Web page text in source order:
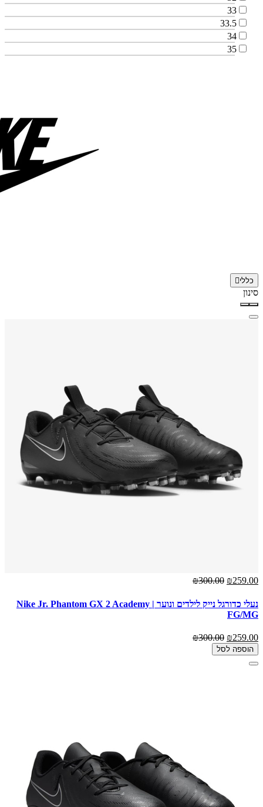
33
33.5
34
35
כללי
סינון
₪259.00
₪300.00
נעלי כדורגל נייק לילדים ונוער | Nike Jr. Phantom GX 2 Academy
FG/MG
₪259.00
₪300.00
הוספה לסל